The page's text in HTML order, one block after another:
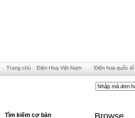
Trang chủ Điện Hoa Việt Nam Điện hoa quốc tế
Tìm kiếm cơ bản Browse